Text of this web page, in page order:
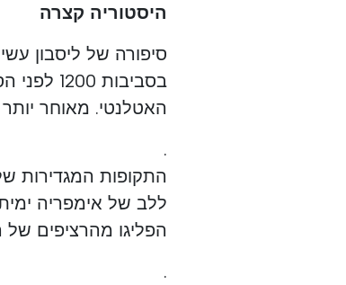
היסטוריה קצרה
סיפורה של ליסבון
האטלנטי. מאוחר יותר
.
ללב של אימפריה
הפליגו מהרציפים של
.